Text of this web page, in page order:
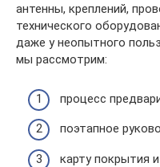
антенны, креплений,
технического
даже у неопытного
мы рассмотрим:
процесс
поэтапное
карту покрытия